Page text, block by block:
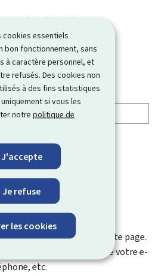
cookies essentiels
bon fonctionnement, sans
à caractère personnel, et
refusés. Des cookies non
à des fins statistiques
si vous les
notrepolitique de
J'accepte
Je refuse
les cookies
cherchiez ?
*
vous ?
page ? *
?
aidez-nous à améliorer cette page.
personnelles telles que votre e-
etc.